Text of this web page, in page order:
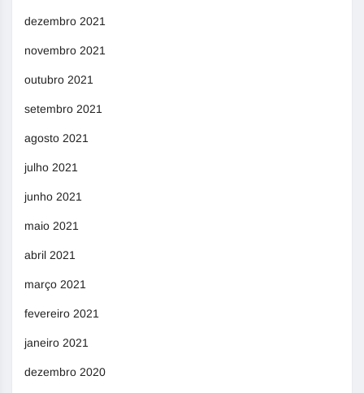
dezembro 2021
novembro 2021
outubro 2021
setembro 2021
agosto 2021
julho 2021
junho 2021
maio 2021
abril 2021
março 2021
fevereiro 2021
janeiro 2021
dezembro 2020